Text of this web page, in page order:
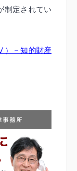
制定されてい
）－知的財産